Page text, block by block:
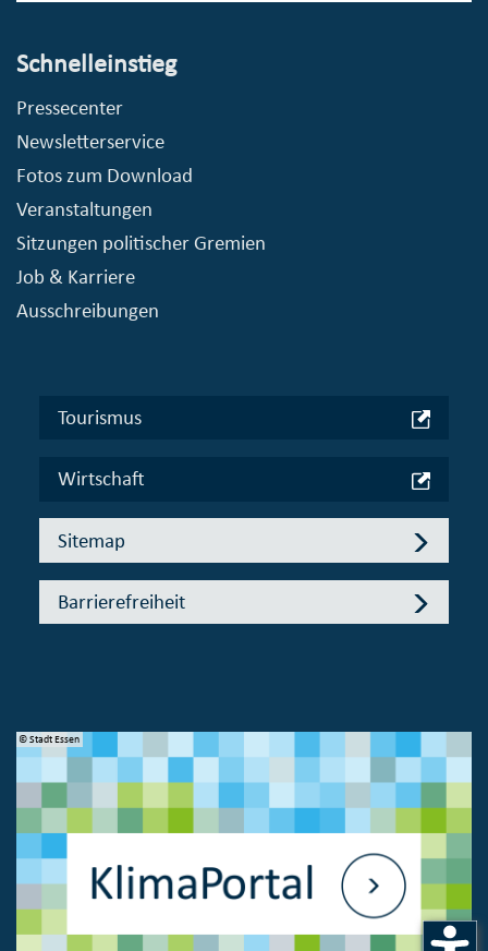
Schnelleinstieg
Pressecenter
Newsletterservice
Fotos zum Download
Veranstaltungen
Sitzungen politischer Gremien
Job & Karriere
Ausschreibungen
Tourismus
Wirtschaft
Sitemap
Barrierefreiheit
© Stadt Essen